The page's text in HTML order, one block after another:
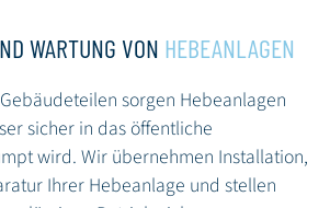
WARTUNG VON HEBEANLAGEN
sorgen Hebeanlagen
sicher in das öffentliche
wird. Wir übernehmen Installation,
Ihrer Hebeanlage und stellen